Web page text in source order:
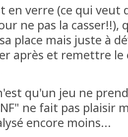
en verre (ce qui
ne pas la casser!!),
place mais juste à
après et remettre le
qu'un jeu ne
ne fait pas plaisir
encore moins...